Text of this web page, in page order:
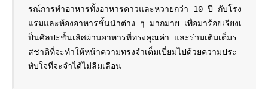
รณ์การทำอาหารทั้งอาหารคาวและหวายกว่า 10 ปี กับโรง
แรมและห้องอาหารชั้นนำต่าง ๆ มากมาย เพื่อมาร้อยเรียงเ
ป็นศิลปะชั้นเลิศผ่านอาหารที่ทรงคุณค่า และร่วมเติมเต็มร
สชาติที่จะทำให้หน้าความทรงจำเต็มเปี่ยมไปด้วยความประ
ทับใจที่จะจำได้ไม่ลืมเลือน